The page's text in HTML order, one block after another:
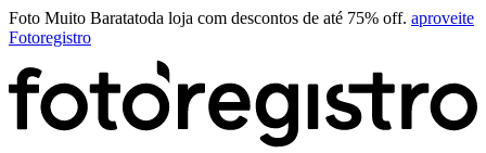
Foto Muito Baratatoda loja com descontos de até 75% off. aproveite
Fotoregistro